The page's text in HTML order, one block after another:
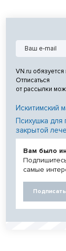
VN.ru
Отписаться
от рассылки
Искитимский
Психушка для
закрытой
Вам было
самые